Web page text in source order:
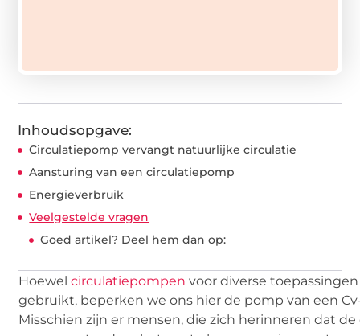
Inhoudsopgave:
Circulatiepomp vervangt natuurlijke circulatie
Aansturing van een circulatiepomp
Energieverbruik
Veelgestelde vragen
Goed artikel? Deel hem dan op:
Hoewelcirculatiepompenvoor diverse
gebruikt, beperken we ons hier de pomp van een
Misschien zijn er mensen, die zich herinneren dat